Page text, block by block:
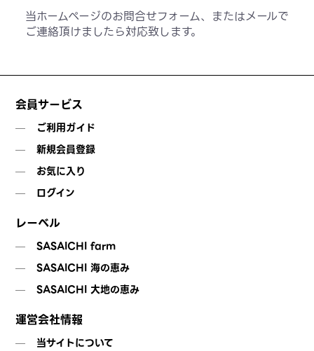
当ホームページのお問合せフォーム、またはメールで
ご連絡頂けましたら対応致します。
会員サービス
ご利用ガイド
新規会員登録
お気に入り
ログイン
レーベル
SASAICHI farm
SASAICHI 海の恵み
SASAICHI 大地の恵み
運営会社情報
当サイトについて